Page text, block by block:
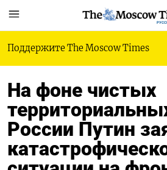
Поддержите The Moscow Times
На фоне чистых
России Путин